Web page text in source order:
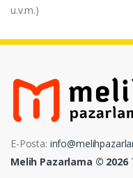
u.v.m.)
E-Posta:
Melih Pazarlama © 2026